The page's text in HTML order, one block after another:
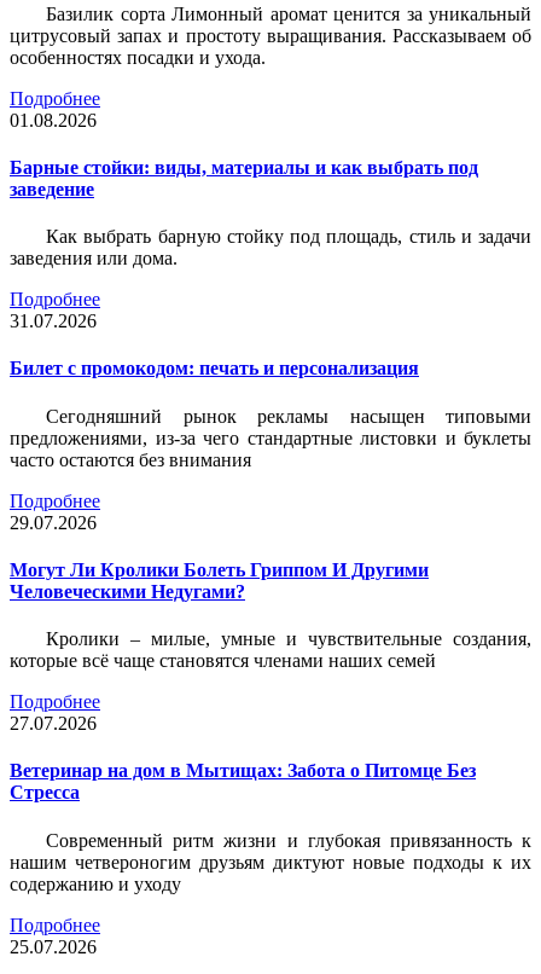
Базилик сорта Лимонный аромат ценится за уникальный
цитрусовый запах и простоту выращивания. Рассказываем об
особенностях посадки и ухода.
Подробнее
01.08.2026
Барные стойки: виды, материалы и как выбрать под
заведение
Как выбрать барную стойку под площадь, стиль и задачи
заведения или дома.
Подробнее
31.07.2026
Билет c промокодом: печать и персонализация
Сегодняшний рынок рекламы насыщен типовыми
предложениями, из-за чего стандартные листовки и буклеты
часто остаются без внимания
Подробнее
29.07.2026
Могут Ли Кролики Болеть Гриппом И Другими
Человеческими Недугами?
Кролики – милые, умные и чувствительные создания,
которые всё чаще становятся членами наших семей
Подробнее
27.07.2026
Ветеринар на дом в Мытищах: Забота о Питомце Без
Стресса
Современный ритм жизни и глубокая привязанность к
нашим четвероногим друзьям диктуют новые подходы к их
содержанию и уходу
Подробнее
25.07.2026